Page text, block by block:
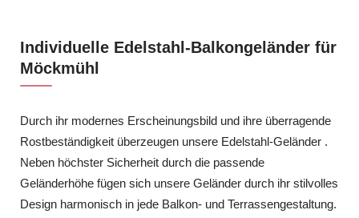
Individuelle Edelstahl-Balkongeländer für
Möckmühl
Durch ihr modernes Erscheinungsbild und ihre überragende
Rostbeständigkeit überzeugen unsere Edelstahl-Geländer .
Neben höchster Sicherheit durch die passende
Geländerhöhe fügen sich unsere Geländer durch ihr stilvolles
Design harmonisch in jede Balkon- und Terrassengestaltung.